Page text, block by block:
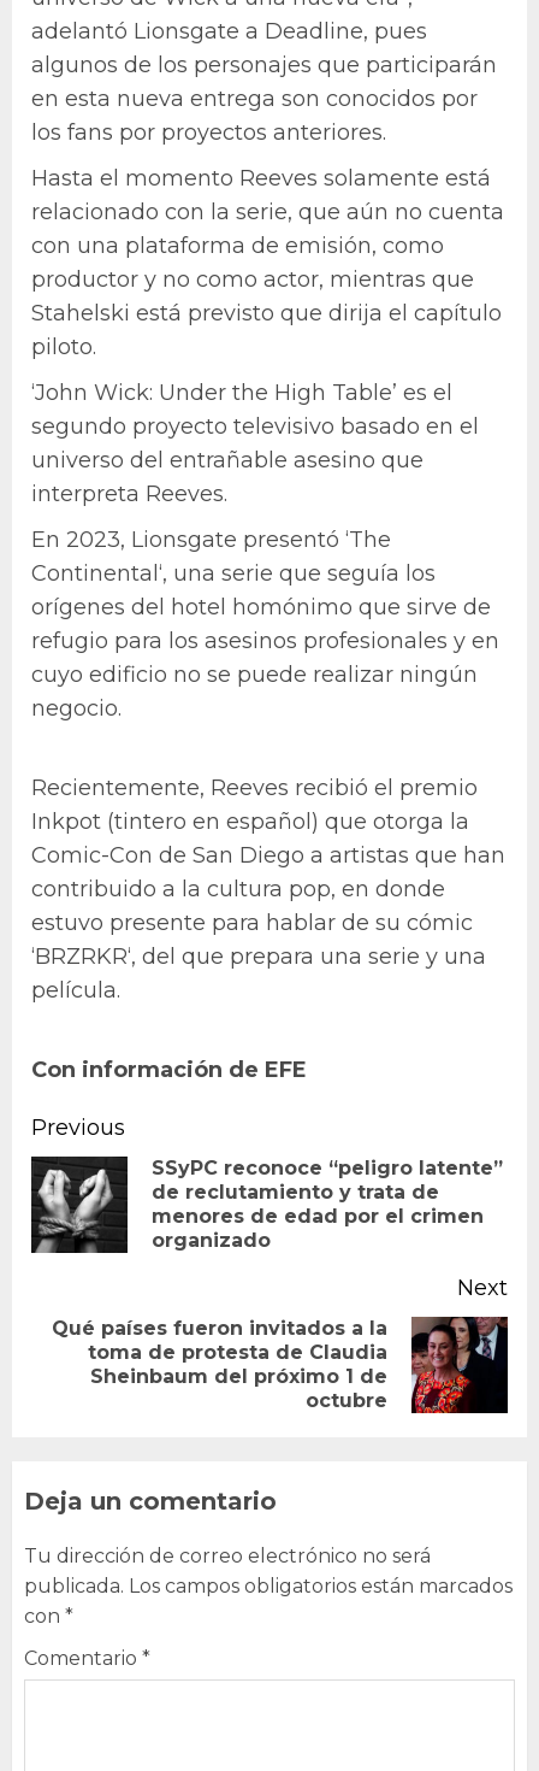
adelantó Lionsgate a Deadline, pues
algunos de los personajes que participarán
en esta nueva entrega son conocidos por
los fans por proyectos anteriores.
Hasta el momento Reeves solamente está
relacionado con la serie, que aún no cuenta
con una plataforma de emisión, como
productor y no como actor, mientras que
Stahelski está previsto que dirija el capítulo
piloto.
‘John Wick: Under the High Table’ es el
segundo proyecto televisivo basado en el
universo del entrañable asesino que
interpreta Reeves.
En 2023, Lionsgate presentó ‘The
Continental‘, una serie que seguía los
orígenes del hotel homónimo que sirve de
refugio para los asesinos profesionales y en
cuyo edificio no se puede realizar ningún
negocio.
Recientemente, Reeves recibió el premio
Inkpot (tintero en español) que otorga la
Comic-Con de San Diego a artistas que han
contribuido a la cultura pop, en donde
estuvo presente para hablar de su cómic
‘BRZRKR‘, del que prepara una serie y una
película.
Con información de EFE
Continue
Reading
Previous
SSyPC reconoce “peligro latente”
de reclutamiento y trata de
menores de edad por el crimen
organizado
Next
Qué países fueron invitados a la
toma de protesta de Claudia
Sheinbaum del próximo 1 de
octubre
Deja un comentario
Tu dirección de correo electrónico no será
publicada. Los campos obligatorios están marcados
con *
Comentario *